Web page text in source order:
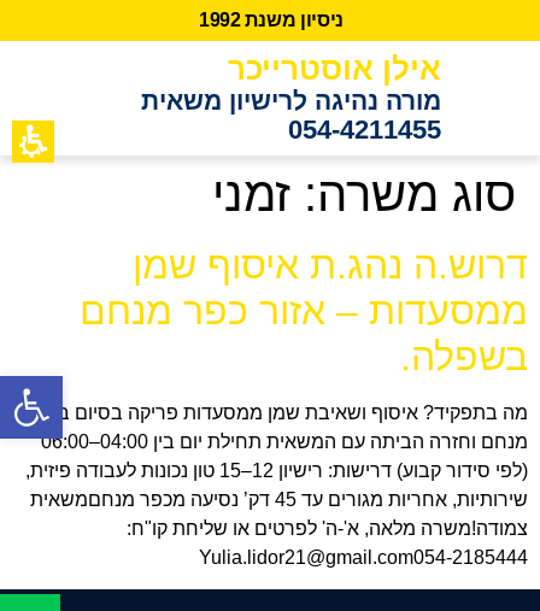
ניסיון משנת 2
9
9
1
אילן אוסטרייכר
מורה נהיגה לרישיון משאית
054-4211455
סוג משרה: זמני
דרוש.ה נהג.ת איסוף שמן
ממסעדות – אזור כפר מנחם
בשפלה.
מה בתפקיד? איסוף ושאיבת שמן ממסעדות פריקה בסיום בכפר
מנחם וחזרה הביתה עם המשאית תחילת יום בין 04:00–06:00
(לפי סידור קבוע) דרישות: רישיון 12–15 טון נכונות לעבודה פיזית,
שירותיות, אחריות מגורים עד 45 דק’ נסיעה מכפר מנחםמשאית
צמודה!משרה מלאה, א'-ה' לפרטים או שליחת קו"ח:
Yulia.lidor21@gmail.com054-2185444
פתח סרגל נגישות